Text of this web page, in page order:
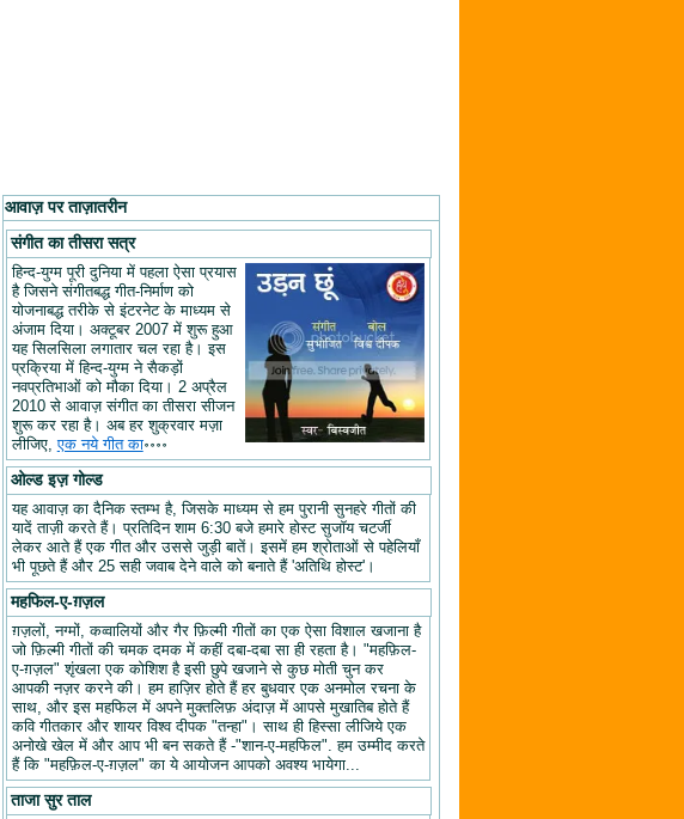
आवाज़ पर ताज़ातरीन
संगीत का तीसरा सत्र
हिन्द-युग्म पूरी दुनिया में पहला ऐसा प्रयास
है जिसने संगीतबद्ध गीत-निर्माण को
योजनाबद्ध तरीके से इंटरनेट के माध्यम से
अंजाम दिया। अक्टूबर 2007 में शुरू हुआ
यह सिलसिला लगातार चल रहा है। इस
प्रक्रिया में हिन्द-युग्म ने सैकड़ों
नवप्रतिभाओं को मौका दिया। 2 अप्रैल
2010 से आवाज़ संगीत का तीसरा सीजन
शुरू कर रहा है। अब हर शुक्रवार मज़ा
लीजिए,एक नये गीत का॰॰॰॰
ओल्ड इज़ गोल्ड
यह आवाज़ का दैनिक स्तम्भ है, जिसके माध्यम से हम पुरानी सुनहरे गीतों की
यादें ताज़ी करते हैं। प्रतिदिन शाम 6:30 बजे हमारे होस्ट सुजॉय चटर्जी
लेकर आते हैं एक गीत और उससे जुड़ी बातें। इसमें हम श्रोताओं से पहेलियाँ
भी पूछते हैं और 25 सही जवाब देने वाले को बनाते हैं 'अतिथि होस्ट'।
महफिल-ए-ग़ज़ल
ग़ज़लों, नग्मों, कव्वालियों और गैर फ़िल्मी गीतों का एक ऐसा विशाल खजाना है
जो फ़िल्मी गीतों की चमक दमक में कहीं दबा-दबा सा ही रहता है। "महफ़िल-
ए-ग़ज़ल" शृंखला एक कोशिश है इसी छुपे खजाने से कुछ मोती चुन कर
आपकी नज़र करने की। हम हाज़िर होते हैं हर बुधवार एक अनमोल रचना के
साथ, और इस महफिल में अपने मुक्तलिफ़ अंदाज़ में आपसे मुखातिब होते हैं
कवि गीतकार और शायर विश्व दीपक "तन्हा"। साथ ही हिस्सा लीजिये एक
अनोखे खेल में और आप भी बन सकते हैं -"शान-ए-महफिल". हम उम्मीद करते
हैं कि "महफ़िल-ए-ग़ज़ल" का ये आयोजन आपको अवश्य भायेगा...
ताजा सुर ताल